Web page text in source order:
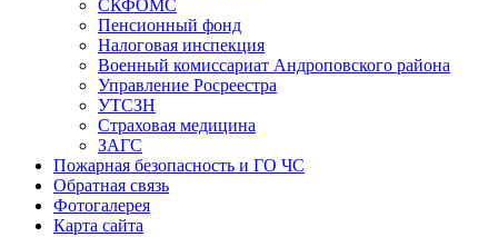
СКФОМС
Пенсионный фонд
Налоговая инспекция
Военный комиссариат Андроповского района
Управление Росреестра
УТСЗН
Страховая медицина
ЗАГС
Пожарная безопасность и ГО ЧС
Обратная связь
Фотогалерея
Карта сайта